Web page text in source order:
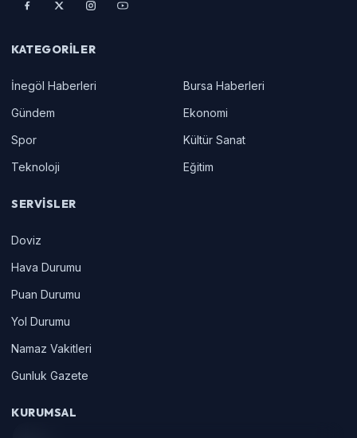
KATEGORILER
İnegöl Haberleri
Bursa Haberleri
Gündem
Ekonomi
Spor
Kültür Sanat
Teknoloji
Eğitim
SERVISLER
Doviz
Hava Durumu
Puan Durumu
Yol Durumu
Namaz Vakitleri
Gunluk Gazete
KURUMSAL